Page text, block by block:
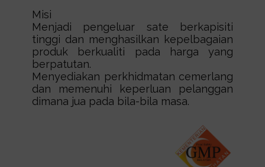
Misi
Menjadi pengeluar sate berkapisiti
tinggi dan menghasilkan kepelbagaian
produk berkualiti pada harga yang
berpatutan.
Menyediakan perkhidmatan cemerlang
dan memenuhi keperluan pelanggan
dimana jua pada bila-bila masa.